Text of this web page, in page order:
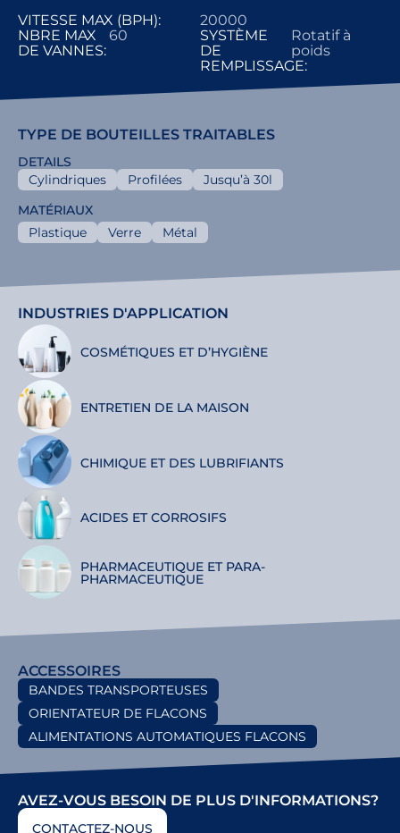
VITESSE MAX (BPH):
20000
NBRE MAX
DE VANNES:
60
SYSTÈME
DE
REMPLISSAGE:
Rotatif à
poids
TYPE DE BOUTEILLES TRAITABLES
DETAILS
Cylindriques
Profilées
Jusqu’à 30l
MATÉRIAUX
Plastique
Verre Métal
INDUSTRIES D'APPLICATION
COSMÉTIQUES ET D’HYGIÈNE
ENTRETIEN DE LA MAISON
CHIMIQUE ET DES LUBRIFIANTS
ACIDES ET CORROSIFS
PHARMACEUTIQUE ET PARA-
PHARMACEUTIQUE
ACCESSOIRES
BANDES TRANSPORTEUSES
ORIENTATEUR DE FLACONS
ALIMENTATIONS AUTOMATIQUES FLACONS
AVEZ-VOUS BESOIN DE PLUS D'INFORMATIONS?
CONTACTEZ-NOUS